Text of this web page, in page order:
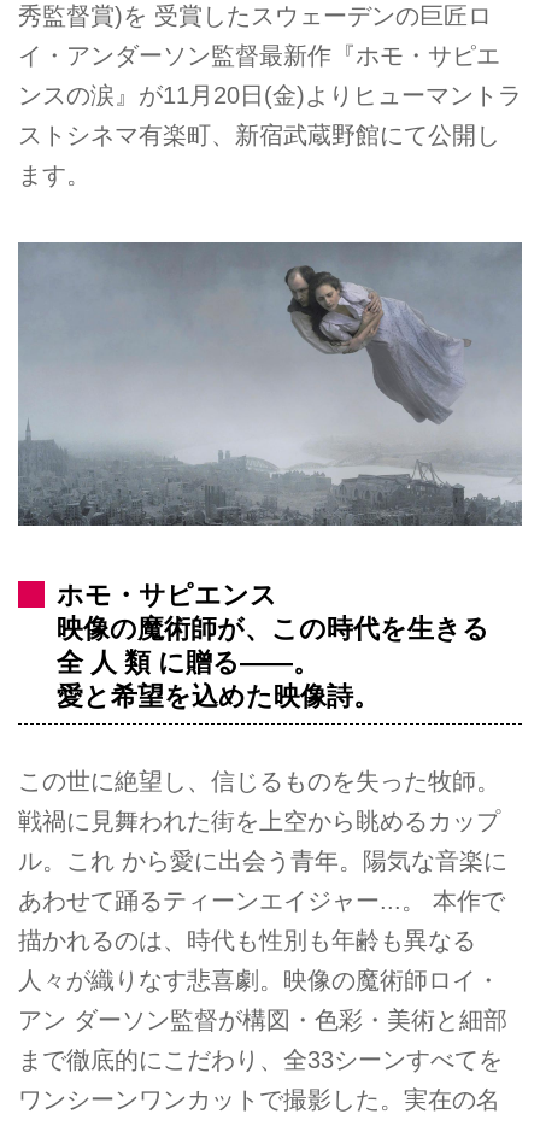
秀監督賞)を 受賞したスウェーデンの巨匠ロ
イ・アンダーソン監督最新作『ホモ・サピエ
ンスの涙』が11月20日(金)よりヒューマントラ
ストシネマ有楽町、新宿武蔵野館にて公開し
ます。
ホモ・サピエンス
映像の魔術師が、この時代を生きる
全 人 類 に贈る――。
愛と希望を込めた映像詩。
この世に絶望し、信じるものを失った牧師。
戦禍に見舞われた街を上空から眺めるカップ
ル。これ から愛に出会う青年。陽気な音楽に
あわせて踊るティーンエイジャー...。 本作で
描かれるのは、時代も性別も年齢も異なる
人々が織りなす悲喜劇。映像の魔術師ロイ・
アン ダーソン監督が構図・色彩・美術と細部
まで徹底的にこだわり、全33シーンすべてを
ワンシーンワンカットで撮影した。実在の名